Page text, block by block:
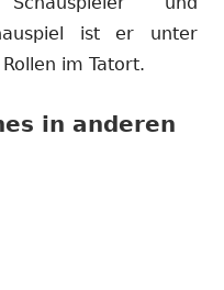
ist er unter
im Tatort.
in anderen